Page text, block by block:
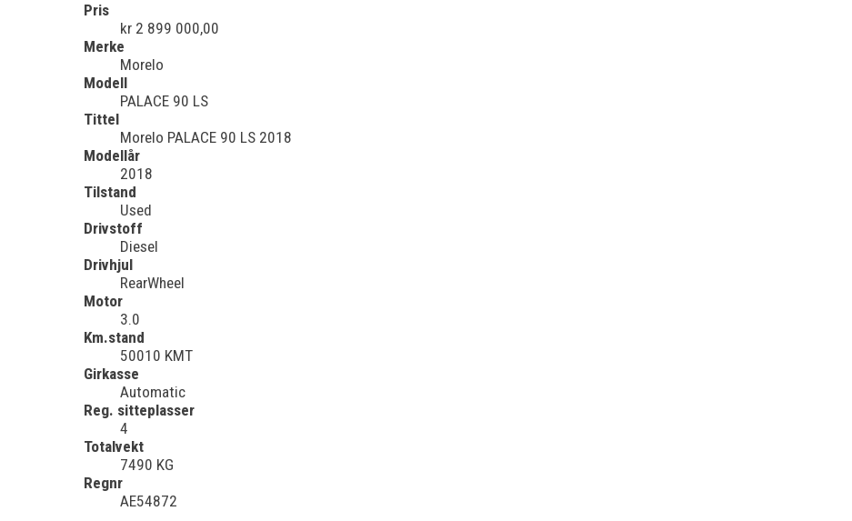
Pris
kr 2 899 000,00
Merke
Morelo
Modell
PALACE 90 LS
Tittel
Morelo PALACE 90 LS 2018
Modellår
2018
Tilstand
Used
Drivstoff
Diesel
Drivhjul
RearWheel
Motor
3.0
Km.stand
50010 KMT
Girkasse
Automatic
Reg. sitteplasser
4
Totalvekt
7490 KG
Regnr
AE54872